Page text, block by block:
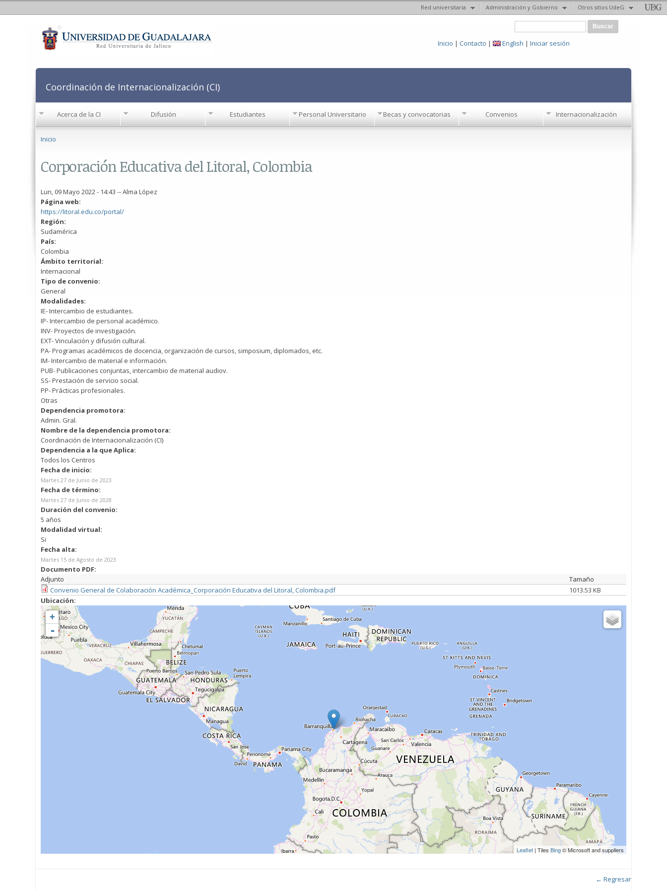
Red universitaria Administración y Gobierno Otros sitios UdeG
Formulario de búsqueda
Inicio | Contacto | English | Iniciar sesión
Coordinación de Internacionalización (CI)
Acerca de la CI Difusión Estudiantes Personal Universitario Becas y convocatorias Convenios Internacionalización
Se encuentra usted aquí
Inicio
Corporación Educativa del Litoral, Colombia
Lun, 09 Mayo 2022 - 14:43 --Alma López
Página web:
https://litoral.edu.co/portal/
Región:
Sudamérica
País:
Colombia
Ámbito territorial:
Internacional
Tipo de convenio:
General
Modalidades:
IE- Intercambio de estudiantes.
IP- Intercambio de personal académico.
INV- Proyectos de investigación.
EXT- Vinculación y difusión cultural.
PA- Programas académicos de docencia, organización de cursos, simposium, diplomados, etc.
IM- Intercambio de material e información.
PUB- Publicaciones conjuntas, intercambio de material audiov.
SS- Prestación de servicio social.
PP- Prácticas profesionales.
Otras
Dependencia promotora:
Admin. Gral.
Nombre de la dependencia promotora:
Coordinación de Internacionalización (CI)
Dependencia a la que Aplica:
Todos los Centros
Fecha de inicio:
Martes 27 de Junio de 2023
Fecha de término:
Martes 27 de Junio de 2028
Duración del convenio:
5 años
Modalidad virtual:
Si
Fecha alta:
Martes 15 de Agosto de 2023
Documento PDF:
Adjunto
Tamaño
Convenio General de Colaboración Académica_Corporación Educativa del Litoral, Colombia.pdf
1013.53 KB
Ubicación:
+
-
Leaflet | Tiles Bing© Microsoft and suppliers
← Regresar